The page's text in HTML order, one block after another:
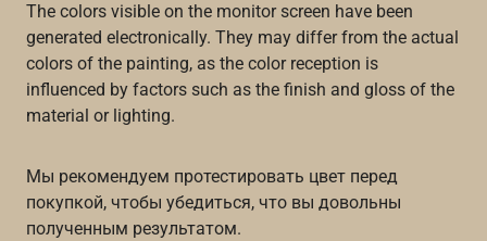
The colors visible on the monitor screen have been
generated electronically. They may differ from the actual
colors of the painting, as the color reception is
influenced by factors such as the finish and gloss of the
material or lighting.
Мы рекомендуем протестировать цвет перед
покупкой, чтобы убедиться, что вы довольны
полученным результатом.